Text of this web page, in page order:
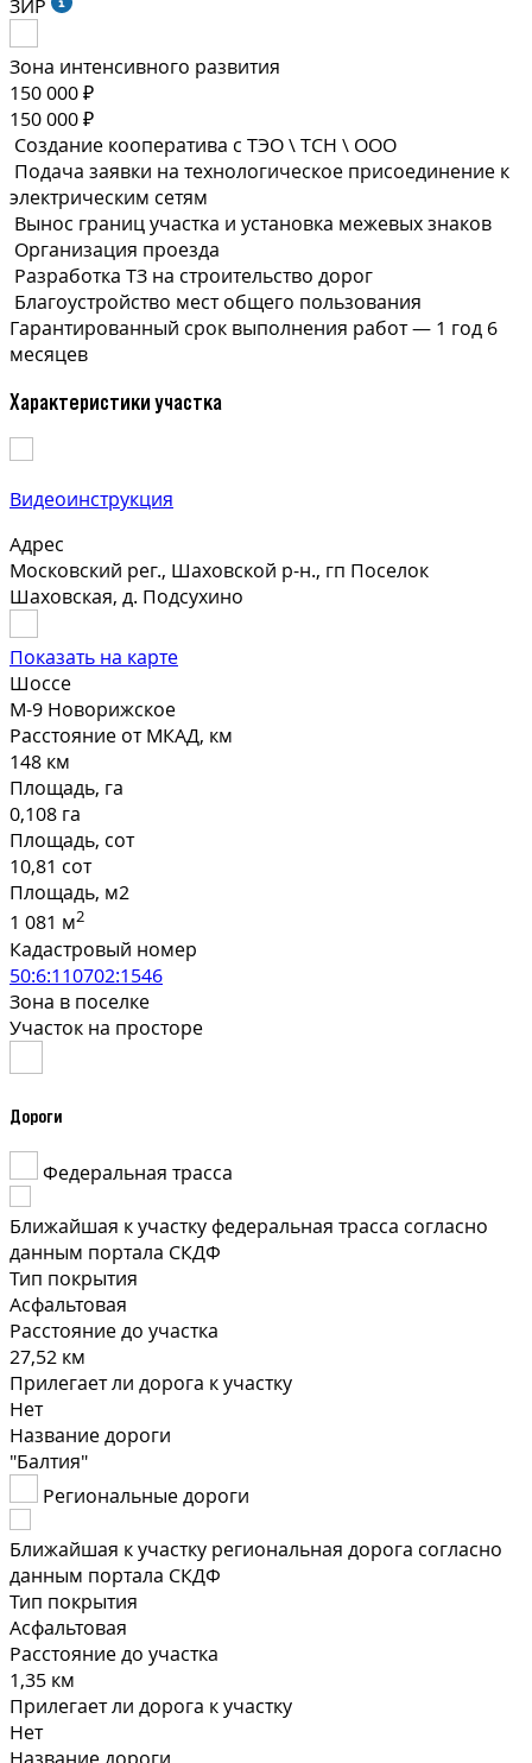
ЗИР
Зона интенсивного развития
150 000 ₽
150 000 ₽
Создание кооператива с ТЭО \ ТСН \ ООО
Подача заявки на технологическое присоединение к
электрическим сетям
Вынос границ участка и установка межевых знаков
Организация проезда
Разработка ТЗ на строительство дорог
Благоустройство мест общего пользования
Гарантированный срок выполнения работ — 1 год 6
месяцев
Характеристики участка
Видеоинструкция
Адрес
Московский рег., Шаховской р-н., гп Поселок
Шаховская, д. Подсухино
Показать на карте
Шоссе
М-9 Новорижское
Расстояние от МКАД, км
148 км
Площадь, га
0,108 га
Площадь, сот
10,81 сот
Площадь, м2
1 081 м2
Кадастровый номер
50:6:110702:1546
Зона в поселке
Участок на просторе
Дороги
Федеральная трасса
Ближайшая к участку федеральная трасса согласно
данным портала СКДФ
Тип покрытия
Асфальтовая
Расстояние до участка
27,52 км
Прилегает ли дорога к участку
Нет
Название дороги
"Балтия"
Региональные дороги
Ближайшая к участку региональная дорога согласно
данным портала СКДФ
Тип покрытия
Асфальтовая
Расстояние до участка
1,35 км
Прилегает ли дорога к участку
Нет